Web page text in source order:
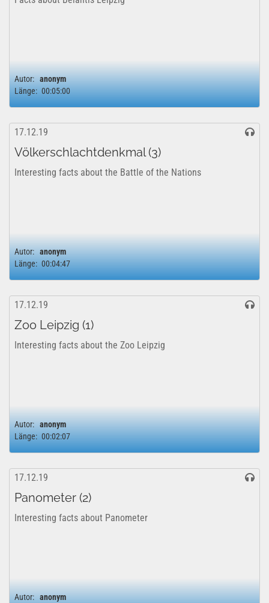
Autor: anonym
Länge: 00:05:00
17.12.19
Völkerschlachtdenkmal (3)
Interesting facts about the Battle of the Nations
Autor: anonym
Länge: 00:04:47
17.12.19
Zoo Leipzig (1)
Interesting facts about the Zoo Leipzig
Autor: anonym
Länge: 00:02:07
17.12.19
Panometer (2)
Interesting facts about Panometer
Autor: anonym